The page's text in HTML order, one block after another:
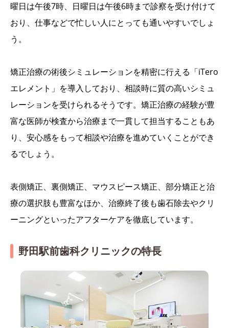
曜日は午後7時、日曜日は午後6時まで診察を受け付けて
おり、仕事などで忙しい人にとっても通いやすいでしょ
う。
矯正治療の術後シミュレーションを精密に行える「iTero
エレメント」を導入しており、相談時に質の高いシミュ
レーションを受けられるそうです。矯正治療の経験が豊
富な医師が検査から治療まで一貫して担当することもあ
り、安心感をもって相談や治療を進めていくことができ
るでしょう。
表側矯正、裏側矯正、マウスピース矯正、部分矯正と治
療の選択肢も豊富なほか、治療終了後も歯石除去やクリ
ーニングといったアフターケアを徹底しています。
野田駅前歯科クリニックの特長